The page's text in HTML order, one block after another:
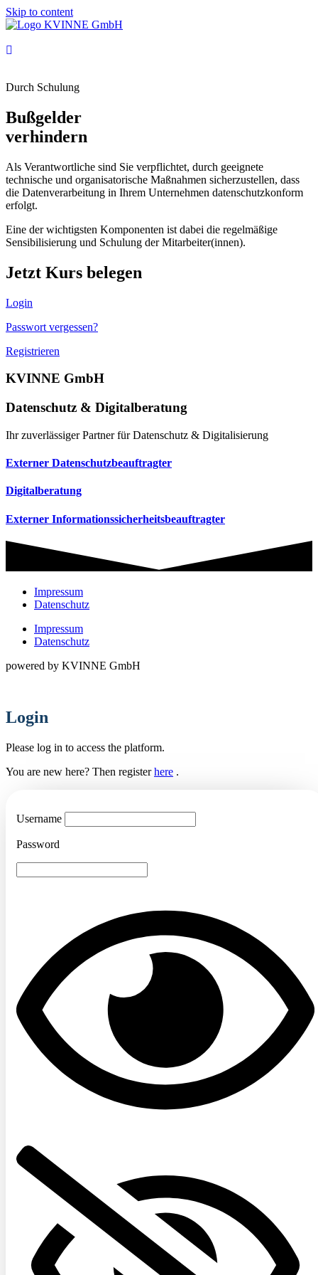
Skip to content
Durch Schulung
Bußgelder
verhindern
Als Verantwortliche sind Sie verpflichtet, durch geeignete
technische und organisatorische Maßnahmen sicherzustellen, dass
die Datenverarbeitung in Ihrem Unternehmen datenschutzkonform
erfolgt.
Eine der wichtigsten Komponenten ist dabei die regelmäßige
Sensibilisierung und Schulung der Mitarbeiter(innen).
Jetzt Kurs belegen
Login
Passwort vergessen?
Registrieren
KVINNE GmbH
Datenschutz & Digitalberatung
Ihr zuverlässiger Partner für Datenschutz & Digitalisierung
Externer Datenschutzbeauftragter
Digitalberatung
Externer Informationssicherheitsbeauftragter
Impressum
Datenschutz
Impressum
Datenschutz
powered by KVINNE GmbH
Login
Please log in to access the platform.
You are new here? Then registerhere .
Username
Password